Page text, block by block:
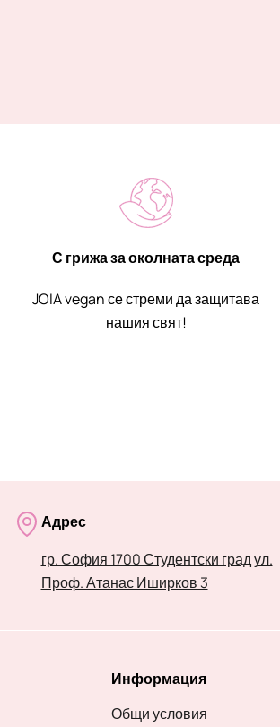
С грижа за околната среда
JOIA vegan се стреми да защитава
нашия свят!
Адрес
гр. София 1700 Студентски град ул.
Проф. Атанас Иширков 3
Информация
Общи условия